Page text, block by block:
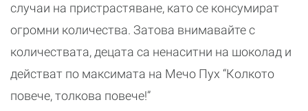
случаи на пристрастяване, като се консумират
огромни количества. Затова внимавайте с
количествата, децата са ненаситни на шоколад и
действат по максимата на Мечо Пух “Колкото
повече, толкова повече!”